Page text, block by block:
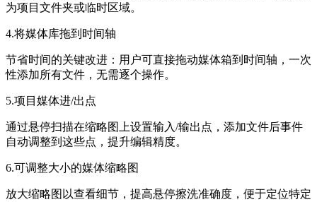
为项目文件夹或临时区域。
4.将媒体库拖到时间轴
节省时间的关键改进：用户可直接拖动媒体箱到时间轴，一次
性添加所有文件，无需逐个操作。
5.项目媒体进/出点
通过悬停扫描在缩略图上设置输入/输出点，添加文件后事件
自动调整到这些点，提升编辑精度。
6.可调整大小的媒体缩略图
放大缩略图以查看细节，提高悬停擦洗准确度，便于定位特定